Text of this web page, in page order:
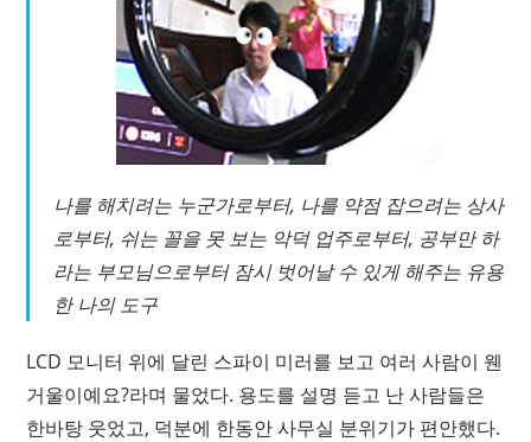
나를 해치려는 누군가로부터, 나를 약점 잡으려는 상사
로부터, 쉬는 꼴을 못 보는 악덕 업주로부터, 공부만 하
라는 부모님으로부터 잠시 벗어날 수 있게 해주는 유용
한 나의 도구
LCD 모니터 위에 달린 스파이 미러를 보고 여러 사람이 웬
거울이예요?라며 물었다. 용도를 설명 듣고 난 사람들은
한바탕 웃었고, 덕분에 한동안 사무실 분위기가 편안했다.